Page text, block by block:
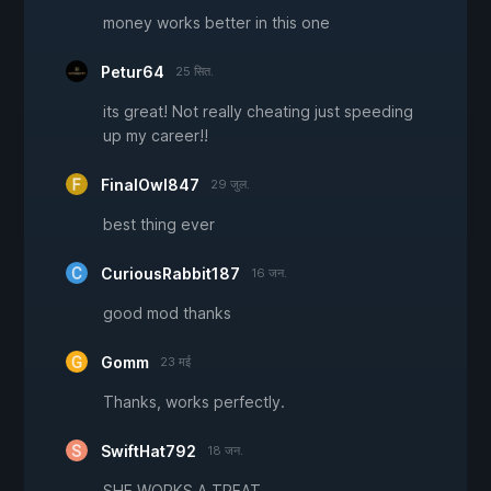
money works better in this one
Petur64 25 सित.
its great! Not really cheating just speeding
up my career!!
FinalOwl847 29 जुल.
best thing ever
CuriousRabbit187 16 जन.
good mod thanks
Gomm 23 मई
Thanks, works perfectly.
SwiftHat792 18 जन.